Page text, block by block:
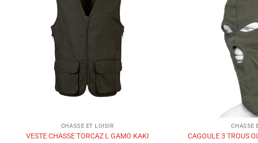
CHASSE ET LOISIR
VESTE CHASSE TORCAZ L GAMO KAKI
CHASSE
CAGOULE 3 TROUS